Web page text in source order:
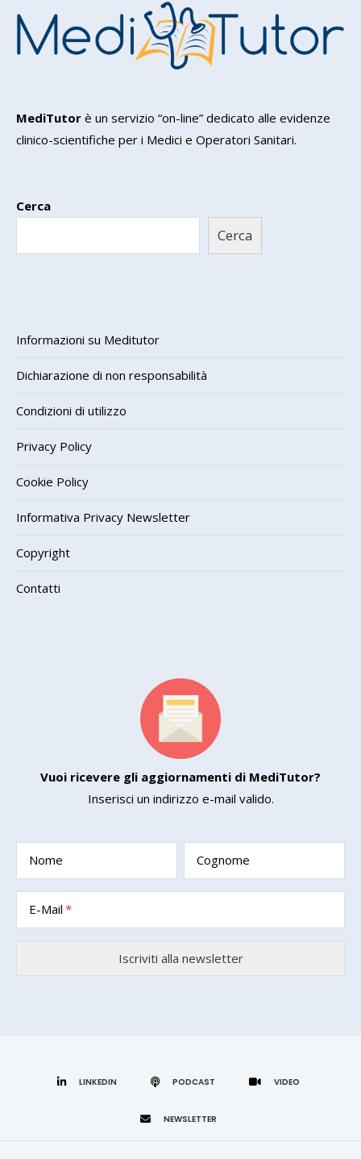
MediTutor è un servizio “on-line” dedicato alle evidenze
clinico-scientifiche per i Medici e Operatori Sanitari.
Cerca
Cerca
Informazioni su Meditutor
Dichiarazione di non responsabilità
Condizioni di utilizzo
Privacy Policy
Cookie Policy
Informativa Privacy Newsletter
Copyright
Contatti
Vuoi ricevere gli aggiornamenti di MediTutor?
Inserisci un indirizzo e-mail valido.
Nome Cognome
E-Mail
LINKEDIN